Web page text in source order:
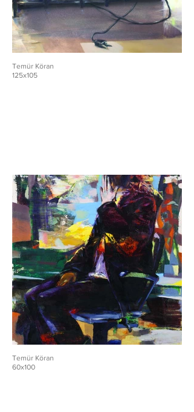
Temür Köran
125x105
Temür Köran
60x100